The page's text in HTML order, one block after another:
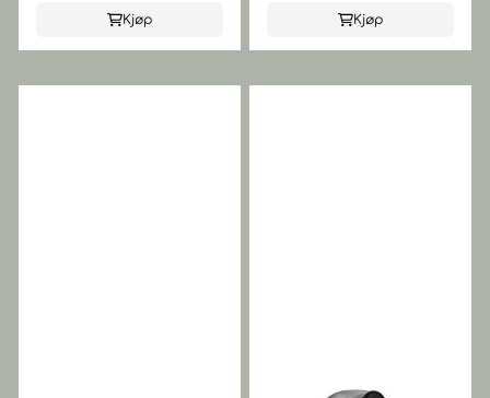
Kjøp Kjøp